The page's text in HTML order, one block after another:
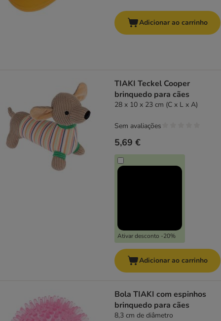
Adicionar ao carrinho
TIAKI Teckel Cooper
brinquedo para cães
28 x 10 x 23 cm (C x L x A)
5,69 €
Ativar desconto -20%
Sem avaliações
Adicionar ao carrinho
Bola TIAKI com espinhos
brinquedo para cães
8,3 cm de diâmetro